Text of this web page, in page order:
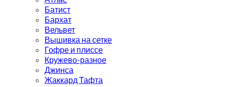
Батист
Бархат
Вельвет
Вышивка на сетке
Гофре и плиссе
Кружево-разное
Джинса
Жаккард Тафта